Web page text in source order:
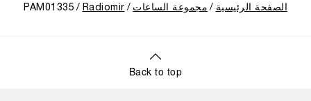
الصفحة الرئيسية مجموعة الساعات Radiomir
PAM01335
Back to top